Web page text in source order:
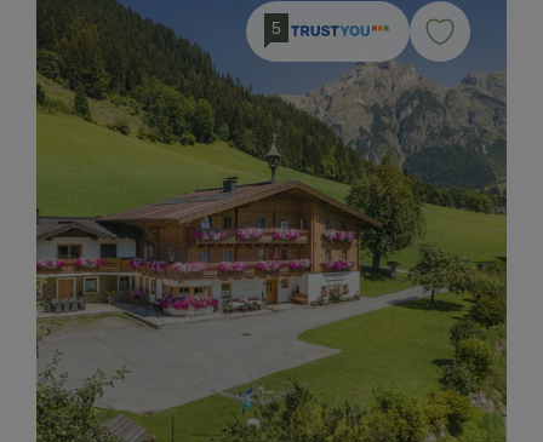
Kneippanlage
Tautreten
Zusätzliche Ausstattungsmerkmale
Aktivurlaub
Wandern
Geführte Wanderungen
Esel- oder Lamawanderungen
Reiten
Ponyreiten
5